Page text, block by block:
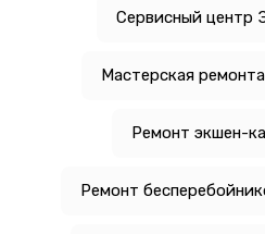
Сервисный центр
Мастерская
Ремонт экшен-
Ремонт